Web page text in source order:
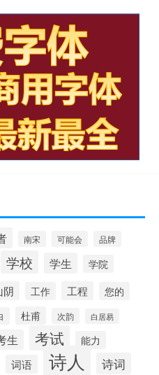
南宋 可能会 品牌
学校 学生 学院
阴 工作 工程 您的
杜甫 次韵 白居易
生 考试 能力
词语 诗人 诗词